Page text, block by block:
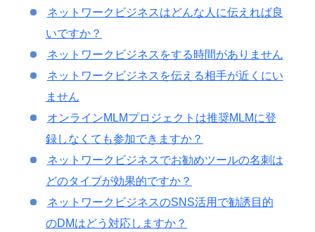
ネットワークビジネスはどんな人に伝えれば良
いですか？
ネットワークビジネスをする時間がありません
ネットワークビジネスを伝える相手が近くにい
ません
オンラインMLMプロジェクトは推奨MLMに登
録しなくても参加できますか？
ネットワークビジネスでお勧めツールの名刺は
どのタイプが効果的ですか？
ネットワークビジネスのSNS活用で勧誘目的
のDMはどう対応しますか？